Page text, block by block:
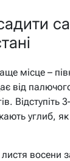
місце –
від
углиб,
восени